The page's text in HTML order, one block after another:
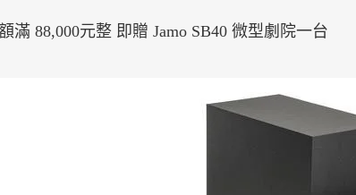
滿 88,000元整 即贈 Jamo SB40 微型劇院一台